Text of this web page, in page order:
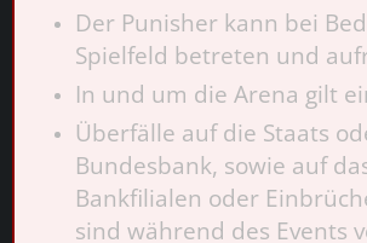
Der Punisher kann bei
Spielfeld betreten und
In und um die Arena gilt
Überfälle auf die Staats
Bundesbank, sowie auf
Bankfilialen oder
sind während des Events